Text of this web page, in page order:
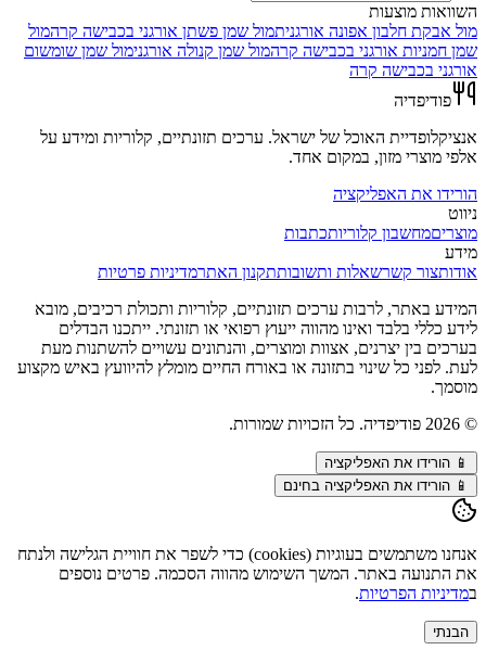
השוואות מוצעות
מול אבקת חלבון אפונה אורגניתמול שמן פשתן אורגני בכבישה קרהמול
שמן חמניות אורגני בכבישה קרהמול שמן קנולה אורגנימול שמן שומשום
אורגני בכבישה קרה
פודיפדיה
אנציקלופדיית האוכל של ישראל. ערכים תזונתיים, קלוריות ומידע על
אלפי מוצרי מזון, במקום אחד.
הורידו את האפליקציה
ניווט
מוצריםמחשבון קלוריותכתבות
מידע
אודותצור קשרשאלות ותשובותתקנון האתרמדיניות פרטיות
המידע באתר, לרבות ערכים תזונתיים, קלוריות ותכולת רכיבים, מובא
לידע כללי בלבד ואינו מהווה ייעוץ רפואי או תזונתי. ייתכנו הבדלים
בערכים בין יצרנים, אצוות ומוצרים, והנתונים עשויים להשתנות מעת
לעת. לפני כל שינוי בתזונה או באורח החיים מומלץ להיוועץ באיש מקצוע
מוסמך.
©
2026 פודיפדיה. כל הזכויות שמורות.
📱 הורידו את האפליקציה
📱 הורידו את האפליקציה בחינם
אנחנו משתמשים בעוגיות (cookies) כדי לשפר את חוויית הגלישה ולנתח
את התנועה באתר. המשך השימוש מהווה הסכמה. פרטים נוספים
במדיניות הפרטיות.
הבנתי